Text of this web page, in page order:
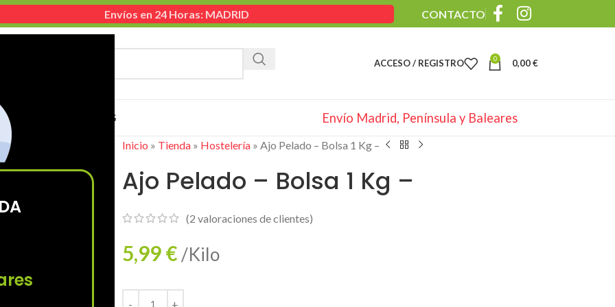
Envíos en 24 Horas: MADRID CONTACTO
ACCESO / REGISTRO 0 0,00€
EMPRESA BLOG Envío Madrid, Península y Baleares
Inicio » Tienda» Hostelería» Ajo Pelado – Bolsa 1 Kg –
Ajo Pelado – Bolsa 1 Kg –
(2 valoraciones de clientes)
5,99€/Kilo